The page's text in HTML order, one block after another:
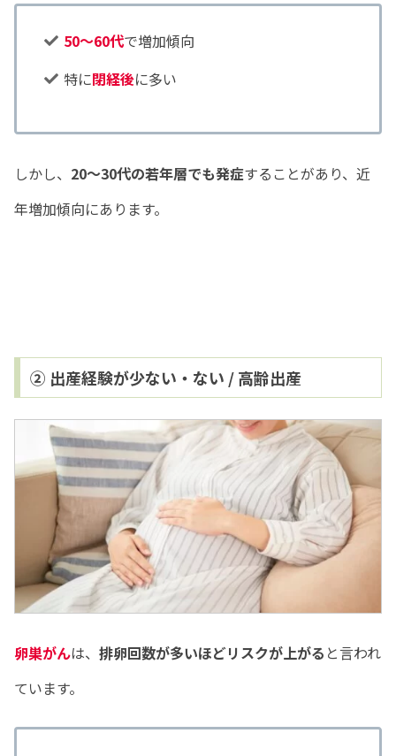
50～60代で増加傾向
特に閉経後に多い
しかし、 20～30代の若年層でも発症することがあり、近
年増加傾向にあります。
② 出産経験が少ない・ない / 高齢出産
卵巣がんは、 排卵回数が多いほどリスクが上がる と言われ
ています。